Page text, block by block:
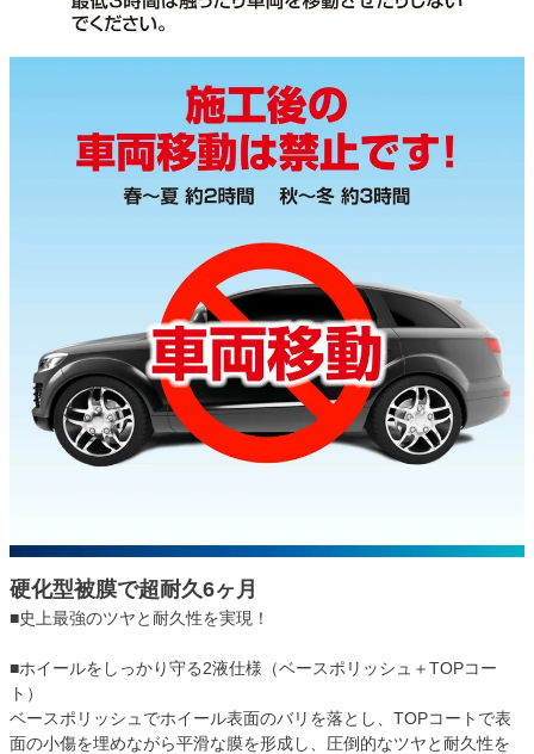
硬化型被膜で超耐久6ヶ月
■史上最強のツヤと耐久性を実現！
■ホイールをしっかり守る2液仕様（ベースポリッシュ＋TOPコー
ト）
ベースポリッシュでホイール表面のバリを落とし、TOPコートで表
面の小傷を埋めながら平滑な膜を形成し、圧倒的なツヤと耐久性を